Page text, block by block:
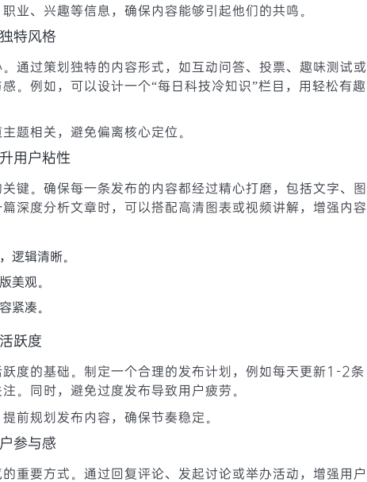
业、兴趣等信息，确保内容能够引起他们的共鸣。
特风格
通过策划独特的内容形式，如互动问答、投票、趣味测试或
。例如，可以设计一个“每日科技冷知识”栏目，用轻松有趣
题相关，避免偏离核心定位。
用户粘性
键。确保每一条发布的内容都经过精心打磨，包括文字、图
深度分析文章时，可以搭配高清图表或视频讲解，增强内容
逻辑清晰。
美观。
紧凑。
跃度
度的基础。制定一个合理的发布计划，例如每天更新1-2条
。同时，避免过度发布导致用户疲劳。
前规划发布内容，确保节奏稳定。
参与感
重要方式。通过回复评论、发起讨论或举办活动，增强用户